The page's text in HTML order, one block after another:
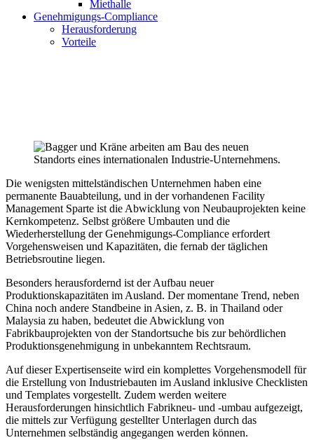
Miethalle
Genehmigungs-Compliance
Herausforderung
Vorteile
Die wenigsten mittelständischen Unternehmen haben eine
permanente Bauabteilung, und in der vorhandenen Facility
Management Sparte ist die Abwicklung von Neubauprojekten keine
Kernkompetenz. Selbst größere Umbauten und die
Wiederherstellung der Genehmigungs-Compliance erfordert
Vorgehensweisen und Kapazitäten, die fernab der täglichen
Betriebsroutine liegen.
Besonders herausfordernd ist der Aufbau neuer
Produktionskapazitäten im Ausland. Der momentane Trend, neben
China noch andere Standbeine in Asien, z. B. in Thailand oder
Malaysia zu haben, bedeutet die Abwicklung von
Fabrikbauprojekten von der Standortsuche bis zur behördlichen
Produktionsgenehmigung in unbekanntem Rechtsraum.
Auf dieser Expertisenseite wird ein komplettes Vorgehensmodell für
die Erstellung von Industriebauten im Ausland inklusive Checklisten
und Templates vorgestellt. Zudem werden weitere
Herausforderungen hinsichtlich Fabrikneu- und -umbau aufgezeigt,
die mittels zur Verfügung gestellter Unterlagen durch das
Unternehmen selbständig angegangen werden können.